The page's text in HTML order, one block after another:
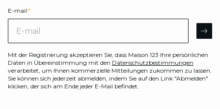
E-mail *
Mit der Registrierung akzeptieren Sie, dass Maison 123 Ihre persönlichen
Daten in Übereinstimmung mit den Datenschutzbestimmungen
verarbeitet, um Ihnen kommerzielle Mitteilungen zukommen zu lassen.
Sie können sich jederzeit abmelden, indem Sie auf den Link "Abmelden"
klicken, der sich am Ende jeder E-Mail befindet.